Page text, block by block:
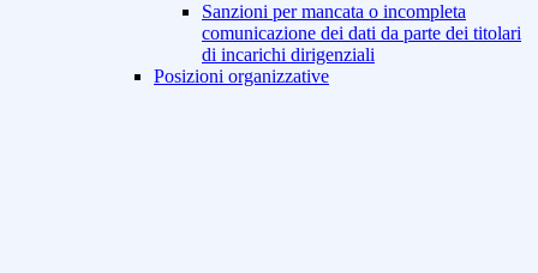
Sanzioni per mancata o incompleta
comunicazione dei dati da parte dei titolari
di incarichi dirigenziali
Posizioni organizzative